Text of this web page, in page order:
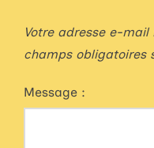
Votre adresse e-
champs obligatoires
Message :